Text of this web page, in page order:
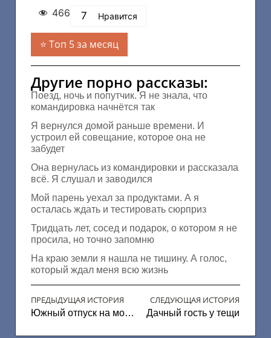
466 7 Нравится
Топ 5 за месяц
Другие порно рассказы:
Поезд, ночь и попутчик. Я не знала, что
командировка начнётся так
Я вернулся домой раньше времени. И
устроил ей совещание, которое она не
забудет
Она вернулась из командировки и рассказала
всё. Я слушал и заводился
Мой парень уехал за продуктами. А я
осталась ждать и тестировать сюрприз
Тридцать лет, сосед и подарок, о котором я не
просила, но точно запомню
На краю земли я нашла не тишину. А голос,
который ждал меня всю жизнь
ПРЕДЫДУЩАЯ ИСТОРИЯ
Южный отпуск на море
СЛЕДУЮЩАЯ ИСТОРИЯ
Дачный гость у тещи